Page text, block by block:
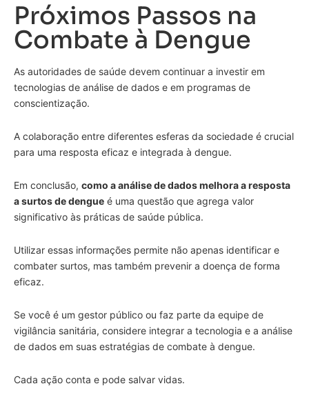
Próximos Passos na
Combate à Dengue
As autoridades de saúde devem continuar a investir em
tecnologias de análise de dados e em programas de
conscientização.
A colaboração entre diferentes esferas da sociedade é crucial
para uma resposta eficaz e integrada à dengue.
Em conclusão, como a análise de dados melhora a resposta
a surtos de dengue é uma questão que agrega valor
significativo às práticas de saúde pública.
Utilizar essas informações permite não apenas identificar e
combater surtos, mas também prevenir a doença de forma
eficaz.
Se você é um gestor público ou faz parte da equipe de
vigilância sanitária, considere integrar a tecnologia e a análise
de dados em suas estratégias de combate à dengue.
Cada ação conta e pode salvar vidas.